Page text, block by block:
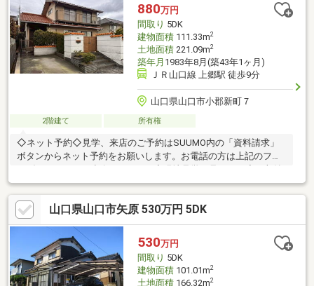
880万円
間取り 5DK
建物面積111.33m2
土地面積221.09m2
築年月 1983年8月(築43年1ヶ月)
ＪＲ山口線 上郷駅 徒歩9分
山口県山口市小郡新町７
2階建て 所有権
◇ネット予約◇見学、来店のご予約はSUUMO内の「資料請求」
ボタンからネット予約をお願いします。お電話の方は上記のフリ
ーダイヤルまでご連絡ください。◇現地見学の見どころ◇・収納
の位置や陽当たりを現地でお確かめください・スマートフォンや
デジカメで物件を撮影いただくことも可能です【なんでもご相談
ください！】・家を買うにはどのくらいの期間と費用がかかるの
かしら？・マンションと戸建はどちらがいいの？・他にも借入が
あるけど、住宅ローンが組めるか不安だわ… など土日は勿論、平
日の夕方からのご見学・ご相談も可能です。お気軽にお問い合わ
せください。
山口県山口市矢原 530万円 5DK
530万円
間取り 5DK
建物面積101.01m2
土地面積166.32m2